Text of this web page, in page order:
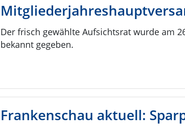
Der frisch gewählte Aufsichtsrat wurde am
bekannt gegeben.
Frankenschau aktuell: